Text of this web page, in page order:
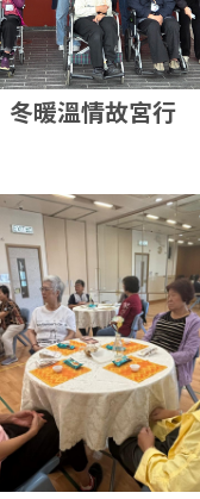
冬暖溫情故宮行